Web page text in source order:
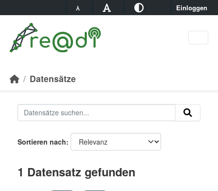
Einloggen
Datensätze
Sortieren nach
1 Datensatz gefunden